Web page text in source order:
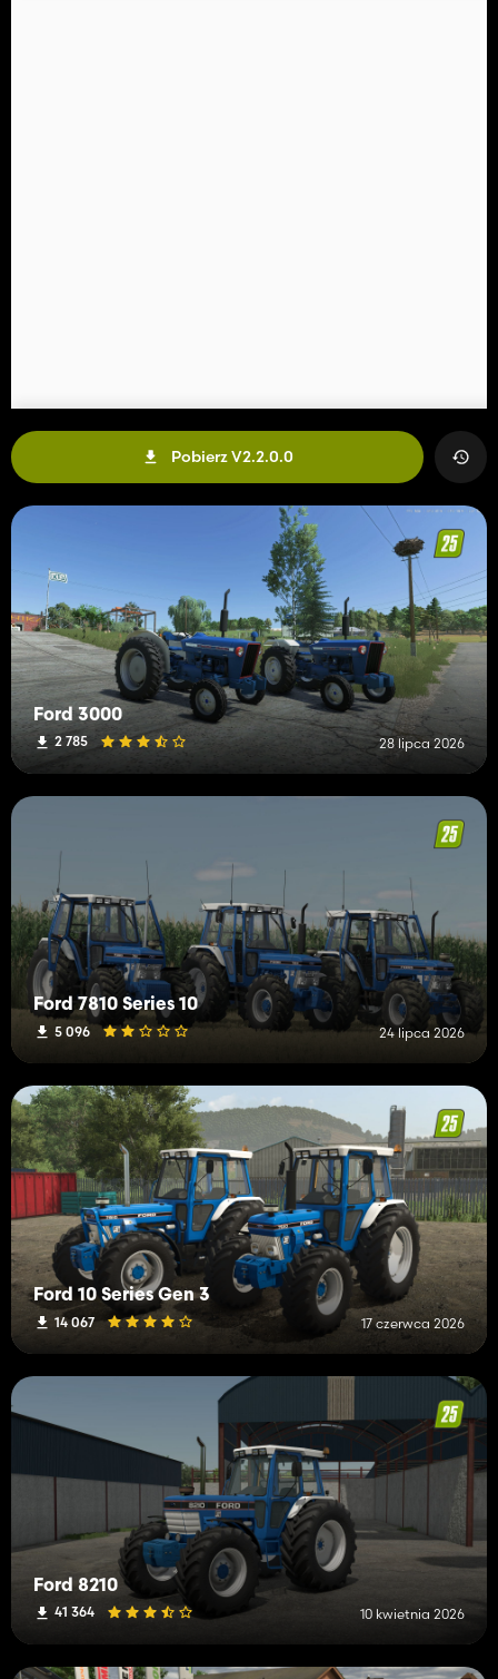
Pobierz V2.2.0.0
Ford 3000
2 785 28 lipca 2026
Ford 7810 Series 10
5 096 24 lipca 2026
Ford 10 Series Gen 3
14 067 17 czerwca 2026
Ford 8210
41 364 10 kwietnia 2026